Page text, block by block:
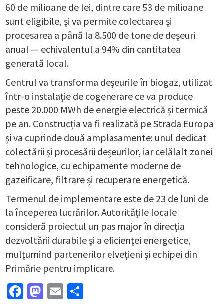
60 de milioane de lei, dintre care 53 de milioane
sunt eligibile, și va permite colectarea și
procesarea a până la 8.500 de tone de deșeuri
anual — echivalentul a 94% din cantitatea
generată local.
Centrul va transforma deșeurile în biogaz, utilizat
într-o instalație de cogenerare ce va produce
peste 20.000 MWh de energie electrică și termică
pe an. Construcția va fi realizată pe Strada Europa
și va cuprinde două amplasamente: unul dedicat
colectării și procesării deșeurilor, iar celălalt zonei
tehnologice, cu echipamente moderne de
gazeificare, filtrare și recuperare energetică.
Termenul de implementare este de 23 de luni de
la începerea lucrărilor. Autoritățile locale
consideră proiectul un pas major în direcția
dezvoltării durabile și a eficienței energetice,
mulțumind partenerilor elvețieni și echipei din
Primărie pentru implicare.
Facebook
Mastodon
Email